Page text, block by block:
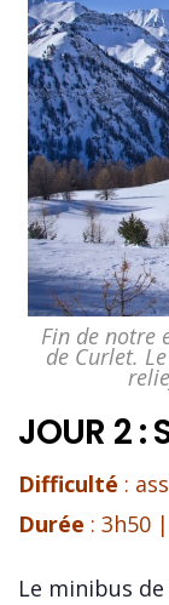
Fin de notre
de Curlet.
JOUR 2 :
Difficulté :
Durée : 3h50 |
Le minibus